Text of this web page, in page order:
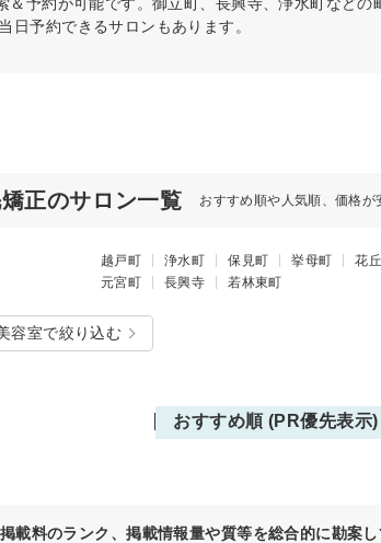
日予約できるサロンもあります。
正のサロン一覧 おすすめ順や人気順、価格が
越戸町 浄水町 保見町 挙母町 花
元宮町
長興寺 若林東町
容室で絞り込む
おすすめ順 (PR優先表示)
載料のランク、掲載情報量や質等を総合的に勘案し